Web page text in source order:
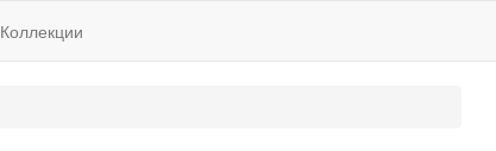
Коллекции